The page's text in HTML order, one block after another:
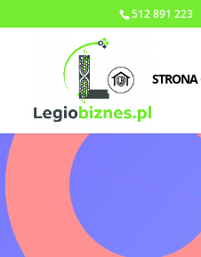
512 891 223